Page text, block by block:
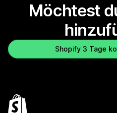
Möchtest
Shopify 3 Tage